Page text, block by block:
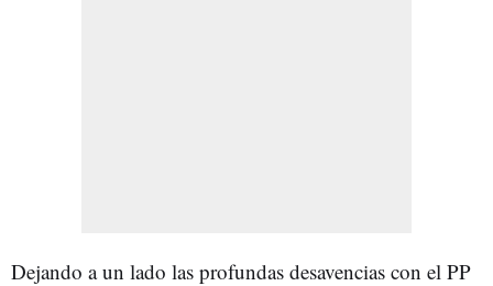
Dejando a un lado las profundas desavencias con el PP